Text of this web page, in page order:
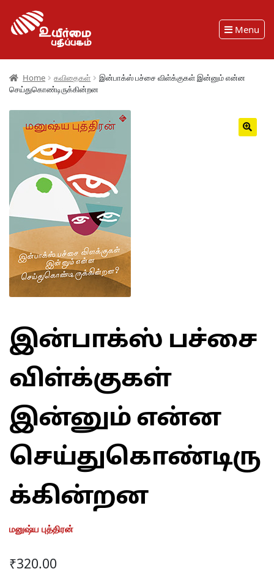
Menu
Home கவிதைகள்
இன்பாக்ஸ் பச்சை விள்க்குகள் இன்னும் என்ன
செய்துகொண்டிருக்கின்றன
இன்பாக்ஸ் பச்சை
விள்க்குகள்
இன்னும் என்ன
செய்துகொண்டிரு
க்கின்றன
மனுஷ்ய புத்திரன்
₹320.00